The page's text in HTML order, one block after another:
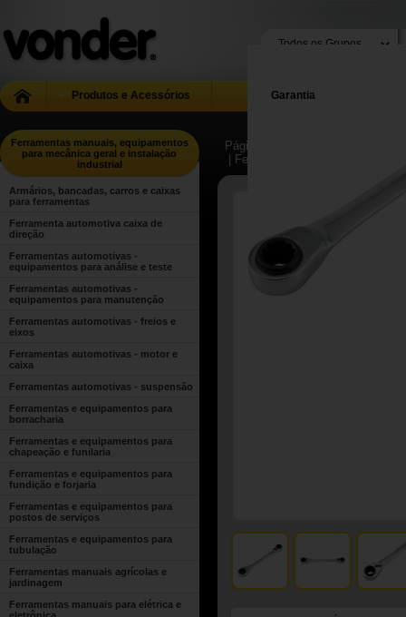
Produtos e Acessórios Garantia
Ferramentas manuais, equipamentos
para mecânica geral e instalação
industrial
Armários, bancadas, carros e caixas
para ferramentas
Ferramenta automotiva caixa de
direção
Ferramentas automotivas -
equipamentos para análise e teste
Ferramentas automotivas -
equipamentos para manutenção
Ferramentas automotivas - freios e
eixos
Ferramentas automotivas - motor e
caixa
Ferramentas automotivas - suspensão
Ferramentas e equipamentos para
borracharia
Ferramentas e equipamentos para
chapeação e funilaria
Ferramentas e equipamentos para
fundição e forjaria
Ferramentas e equipamentos para
postos de serviços
Ferramentas e equipamentos para
tubulação
Ferramentas manuais agrícolas e
jardinagem
Ferramentas manuais para elétrica e
Página Inicial
| Ferramentas manuais para uso